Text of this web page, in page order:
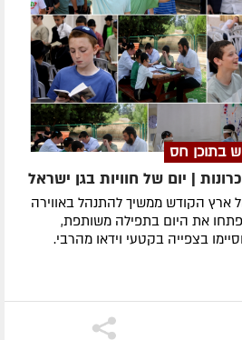
בתוכן חס
| יום של חוויות בגן ישראל
ארץ הקודש ממשיך להתנהל באווירה
פתחו את היום בתפילה משותפת,
בצפייה בקטעי וידאו מהרבי.